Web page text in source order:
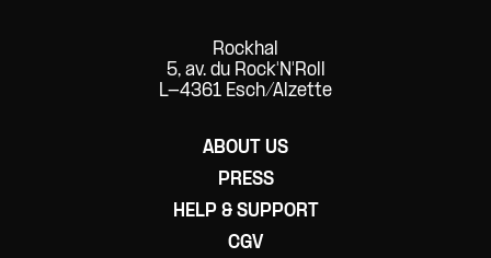
Rockhal
5, av. du Rock'N'Roll
L-4361 Esch/Alzette
ABOUT US
PRESS
HELP & SUPPORT
CGV